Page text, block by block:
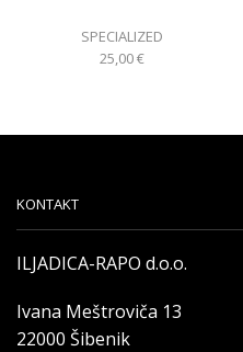
SPECIALIZED
25,00€
KONTAKT
ILJADICA-RAPO d.o.o.
Ivana Meštroviča 13
22000 Šibenik